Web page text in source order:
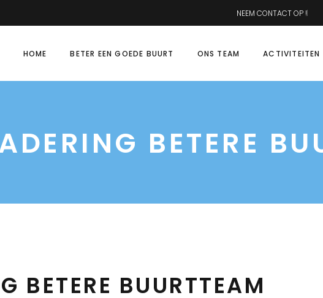
NEEM CONTACT OP !
HOME BETER EEN GOEDE BUURT ONS TEAM ACTIVITEITEN
BETERE
BETERE BUURTTEAM